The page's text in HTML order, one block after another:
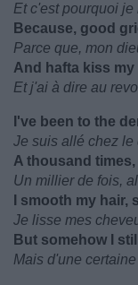
Et c'est pourquoi
Because, good
Parce que, mon
And hafta kiss
Et j'ai à dire au
I've been to the
Je suis allé chez le
A thousand times,
Un millier de fois,
I smooth my
Je lisse mes
But somehow I
Mais d'une